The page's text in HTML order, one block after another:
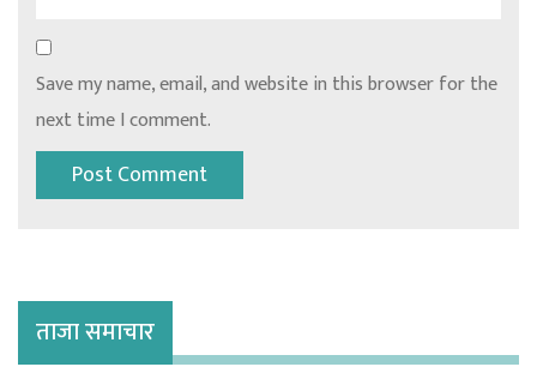
Save my name, email, and website in this browser for the
next time I comment.
ताजा समाचार